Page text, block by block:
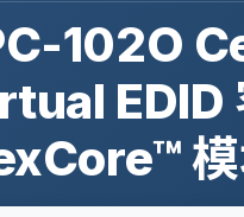
102O
EDID